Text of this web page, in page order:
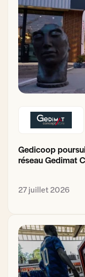
Gedicoop
réseau Gedimat
27 juillet 2026